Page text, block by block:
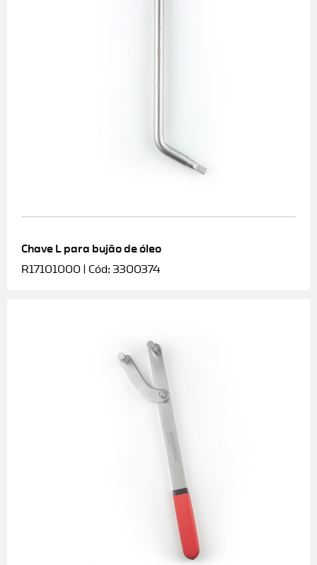
Chave L para bujão de óleo
R17101000 | Cód: 3300374